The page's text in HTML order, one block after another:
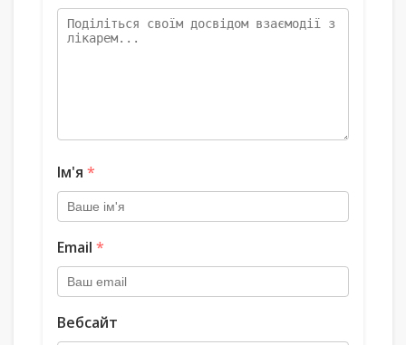
Ім'я *
Email *
Вебсайт